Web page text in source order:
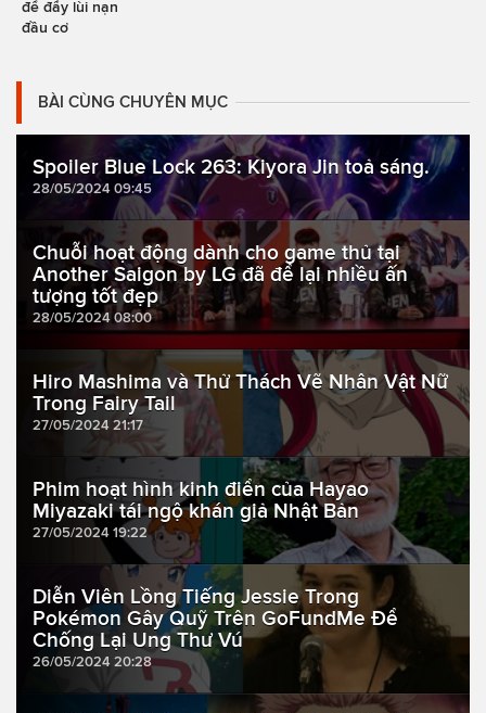
để đẩy lùi nạn
đầu cơ
BÀI CÙNG CHUYÊN MỤC
Spoiler Blue Lock 263: Kiyora Jin toả sáng.
28/05/2024 09:45
Chuỗi hoạt động dành cho game thủ tại
Another Saigon by LG đã để lại nhiều ấn
tượng tốt đẹp
28/05/2024 08:00
Hiro Mashima và Thử Thách Vẽ Nhân Vật Nữ
Trong Fairy Tail
27/05/2024 21:17
Phim hoạt hình kinh điển của Hayao
Miyazaki tái ngộ khán giả Nhật Bản
27/05/2024 19:22
Diễn Viên Lồng Tiếng Jessie Trong
Pokémon Gây Quỹ Trên GoFundMe Để
Chống Lại Ung Thư Vú
26/05/2024 20:28